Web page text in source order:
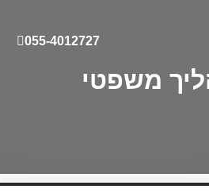
055-4012727
משפטי